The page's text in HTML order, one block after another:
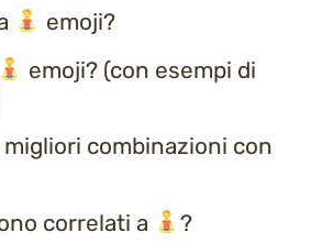
emoji?
emoji? (con esempi di
migliori combinazioni con
correlati a
?